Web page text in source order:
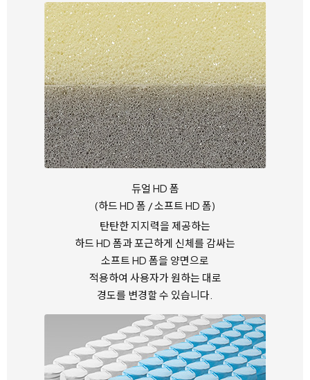
듀얼 HD 폼
(하드 HD 폼 / 소프트 HD 폼)
탄탄한 지지력을 제공하는
하드 HD 폼과 포근하게 신체를 감싸는
소프트 HD 폼을 양면으로
적용하여 사용자가 원하는 대로
경도를 변경할 수 있습니다.